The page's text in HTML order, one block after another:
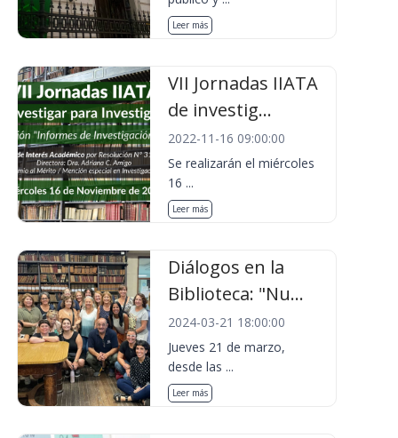
Leer más
VII Jornadas IIATA
de investig...
2022-11-16 09:00:00
Se realizarán el miércoles
16 ...
Leer más
Diálogos en la
Biblioteca: "Nu...
2024-03-21 18:00:00
Jueves 21 de marzo,
desde las ...
Leer más